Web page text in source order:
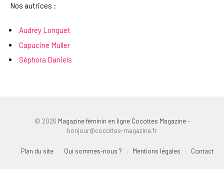
Nos autrices :
Audrey Longuet
Capucine Muller
Séphora Daniels
© 2026 Magazine féminin en ligne Cocottes Magazine-
bonjour@cocottes-magazine.fr
Plan du site Qui sommes-nous ? Mentions légales Contact